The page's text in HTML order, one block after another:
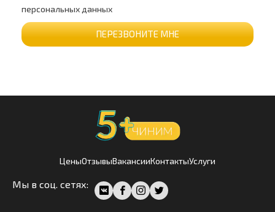
персональных данных
ПЕРЕЗВОНИТЕ МНЕ
ЦеныОтзывыВакансииКонтактыУслуги
Мы в соц. сетях: